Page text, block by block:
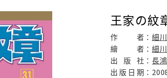
王家の紋
作 者：細
繪
者：細
出
版 社：長
出 版 日 期：